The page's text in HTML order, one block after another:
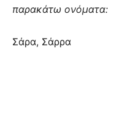
παρακάτω ονόματα:
Σάρα, Σάρρα